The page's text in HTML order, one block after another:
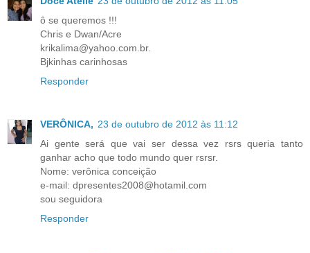
ô se queremos !!!
Chris e Dwan/Acre
krikalima@yahoo.com.br.
Bjkinhas carinhosas
Responder
VERÔNICA, 23 de outubro de 2012 às 11:12
Ai gente será que vai ser dessa vez rsrs queria tanto
ganhar acho que todo mundo quer rsrsr.
Nome: verônica conceição
e-mail: dpresentes2008@hotamil.com
sou seguidora
Responder